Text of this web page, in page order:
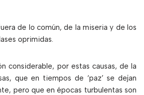
de lo común, de la miseria y de los
oprimidas.
considerable, por estas causas, de la
que en tiempos de ‘paz’ se dejan
pero que en épocas turbulentas son